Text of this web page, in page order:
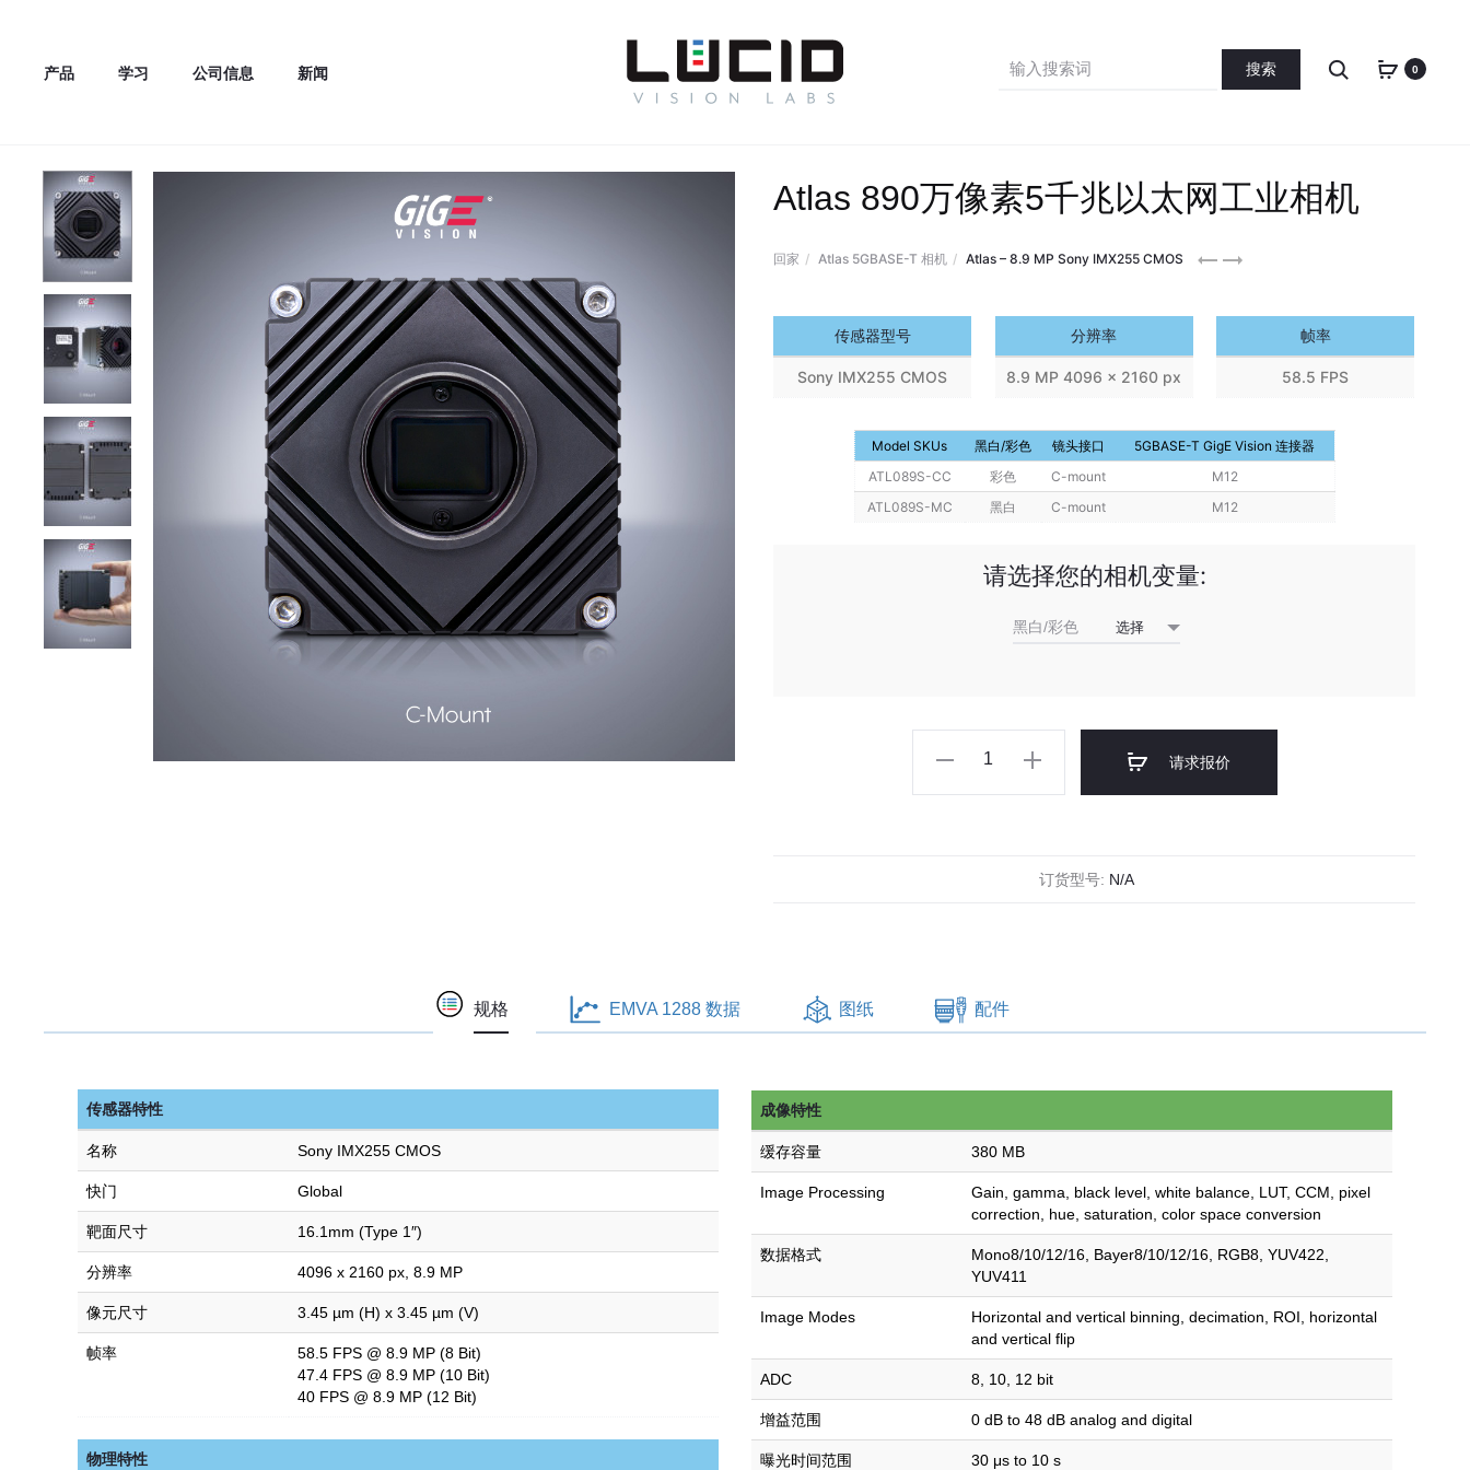
产品 学习 公司信息 新闻
Search
Search 0
Atlas 890万像素5千兆以太网工业相机
回家 Atlas 5GBASE-T 相机 Atlas – 8.9 MP Sony IMX255 CMOS
Atlas
传感器型号
Sony IMX255 CMOS
分辨率
8.9 MP 4096 x 2160 px
帧率
58.5 FPS
Model SKUs 黑白/彩色 镜头接口
5GBASE-T GigE Vision 连接器
ATL089S-CC
彩色 C-mount
M12
ATL089S-MC
黑白 C-mount M12
请选择您的相机变量:
黑白/彩色
以
太
工
请求报价
订货型号: N/A
规格 EMVA 1288 数据 图纸 配件
传感器特性
名称 Sony IMX255 CMOS
快门 Global
靶面尺寸 16.1mm (Type 1″)
分辨率 4096 x 2160 px, 8.9 MP
像元尺寸 3.45 µm (H) x 3.45 µm (V)
帧率
58.5 FPS @ 8.9 MP (8 Bit)
47.4 FPS @ 8.9 MP (10 Bit)
40 FPS @ 8.9 MP (12 Bit)
物理特性
成像特性
缓存容量 380 MB
Image Processing
Gain, gamma, black level, white balance, LUT, CCM, pixel
correction, hue, saturation, color space conversion
数据格式
Mono8/10/12/16, Bayer8/10/12/16, RGB8, YUV422,
YUV411
Image Modes
Horizontal and vertical binning, decimation, ROI, horizontal
and vertical flip
ADC 8, 10, 12 bit
增益范围 0 dB to 48 dB analog and digital
曝光时间范围 30 μs to 10 s